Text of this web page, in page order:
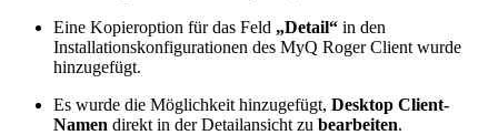
Eine Kopieroption für das Feld „Detail“ in den
Installationskonfigurationen des MyQ Roger Client wurde
hinzugefügt.
Es wurde die Möglichkeit hinzugefügt, Desktop Client-
Namen direkt in der Detailansicht zu bearbeiten.